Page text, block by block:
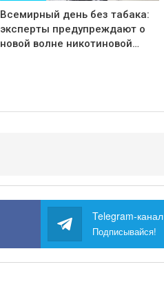
Всемирный день без табака:
эксперты предупреждают о
новой волне никотиновой…
Telegram-канал
Подписывайся!